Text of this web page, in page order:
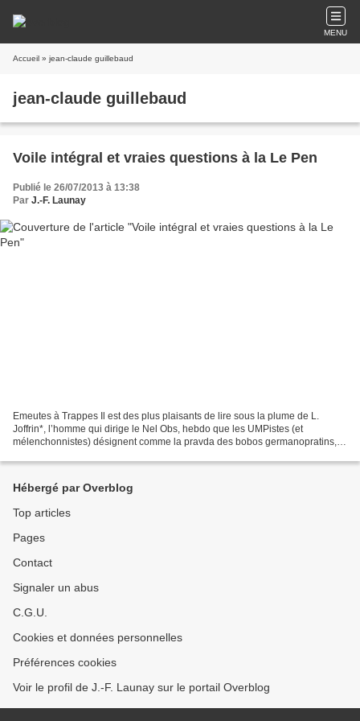
MENU
Accueil » jean-claude guillebaud
jean-claude guillebaud
Voile intégral et vraies questions à la Le Pen
Publié le 26/07/2013 à 13:38
Par J.-F. Launay
Emeutes à Trappes Il est des plus plaisants de lire sous la plume de L.
Joffrin*, l’homme qui dirige le Nel Obs, hebdo que les UMPistes (et
mélenchonnistes) désignent comme la pravda des bobos germanopratins,
Hébergé par Overblog
Top articles
Pages
Contact
Signaler un abus
C.G.U.
Cookies et données personnelles
Préférences cookies
Voir le profil de J.-F. Launay sur le portail Overblog